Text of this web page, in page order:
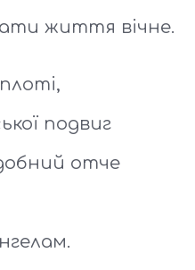
життя вічне.
подвиг
отче